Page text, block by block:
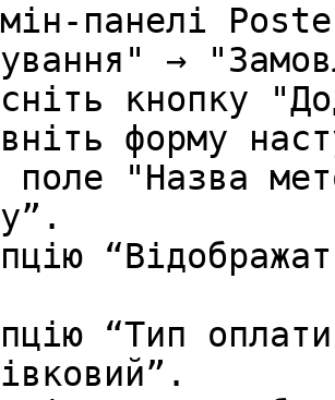
панелі
→
кнопку
форму